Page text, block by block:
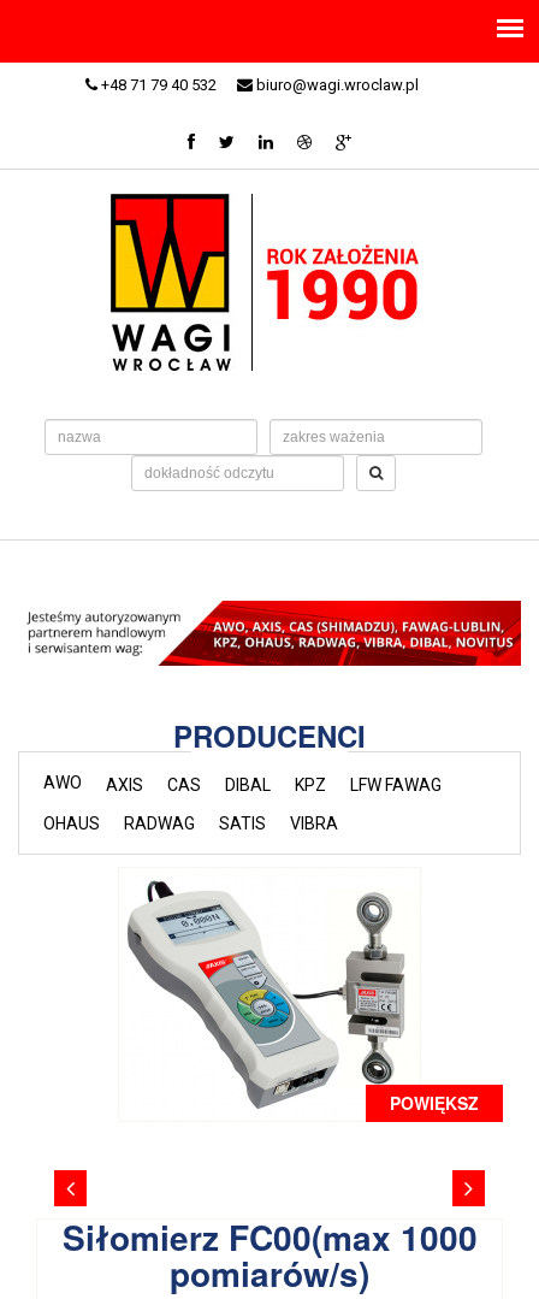
+48 71 79 40 532 biuro@wagi.wroclaw.pl
PRODUCENCI
AWO AXIS CAS DIBAL KPZ
LFW FAWAG
OHAUS
RADWAG SATIS VIBRA
POWIĘKSZ
Siłomierz FC00(max 1000
pomiarów/s)